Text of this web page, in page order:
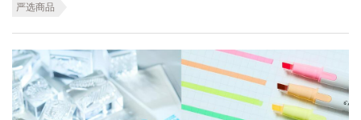
严选商品